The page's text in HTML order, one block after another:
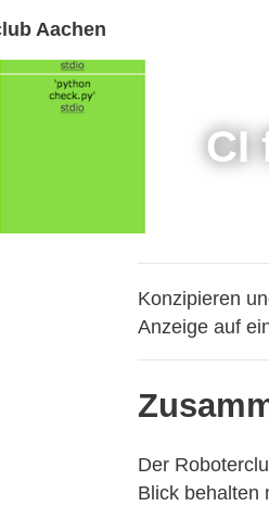
Aachen
CI
Konzipieren
Anzeige auf
Der
Blick behalten